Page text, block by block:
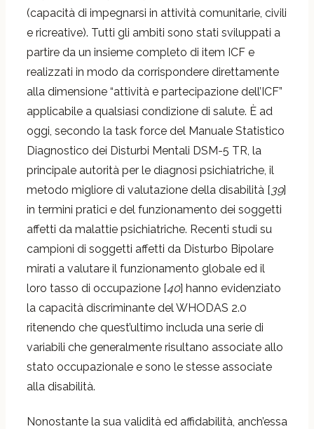
(capacità di impegnarsi in attività comunitarie, civili
e ricreative). Tutti gli ambiti sono stati sviluppati a
partire da un insieme completo di item ICF e
realizzati in modo da corrispondere direttamente
alla dimensione “attività e partecipazione dell’ICF”
applicabile a qualsiasi condizione di salute. È ad
oggi, secondo la task force del Manuale Statistico
Diagnostico dei Disturbi Mentali DSM-5 TR, la
principale autorità per le diagnosi psichiatriche, il
metodo migliore di valutazione della disabilità [39]
in termini pratici e del funzionamento dei soggetti
affetti da malattie psichiatriche. Recenti studi su
campioni di soggetti affetti da Disturbo Bipolare
mirati a valutare il funzionamento globale ed il
loro tasso di occupazione [40] hanno evidenziato
la capacità discriminante del WHODAS 2.0
ritenendo che quest’ultimo includa una serie di
variabili che generalmente risultano associate allo
stato occupazionale e sono le stesse associate
alla disabilità.
Nonostante la sua validità ed affidabilità, anch’essa